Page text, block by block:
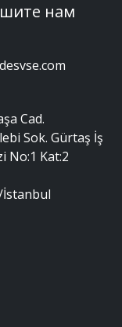
нам
Cad.
Sok. Gürtaş İş
No:1 Kat:2